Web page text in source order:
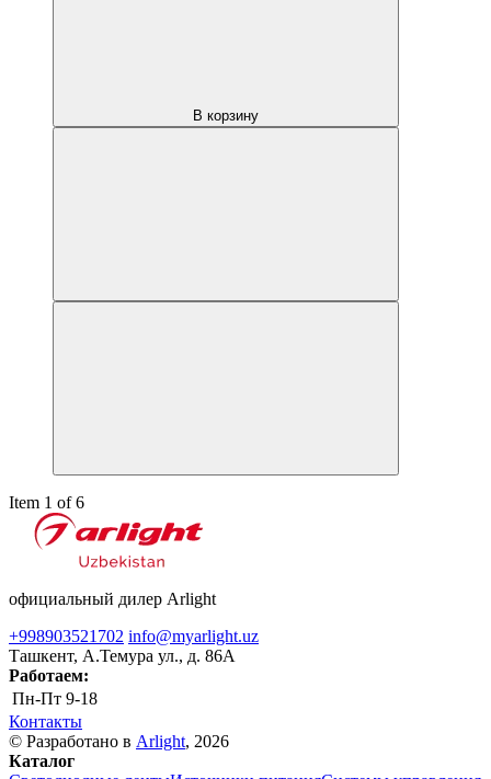
В корзину
Item 1 of 6
официальный дилер Arlight
+998903521702 info@myarlight.uz
Ташкент, А.Темура ул., д. 86А
Работаем:
Пн-Пт 9-18
Контакты
© Разработано в Arlight, 2026
Каталог